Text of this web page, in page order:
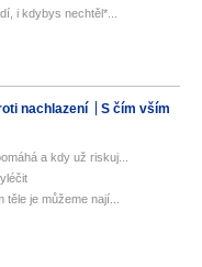
i kdybys nechtěl*...
nachlazení
S čím vším
a kdy už riskuj...
je můžeme nají...